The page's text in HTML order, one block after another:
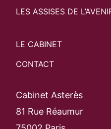
LES ASSISES DE
LE CABINET
CONTACT
Cabinet Asterès
81 Rue Réaumur